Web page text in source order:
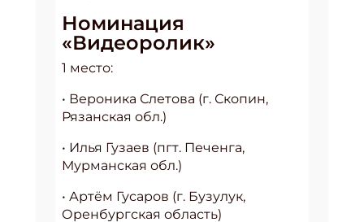
Номинация
«Видеоролик»
1 место:
• Вероника Слетова (г. Скопин,
Рязанская обл.)
• Илья Гузаев (пгт. Печенга,
Мурманская обл.)
• Артём Гусаров (г. Бузулук,
Оренбургская область)